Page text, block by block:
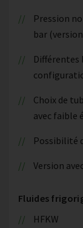
Pression
bar
Différentes
Choix de
avec faible
Possibilité
Version
Fluides
HFKW